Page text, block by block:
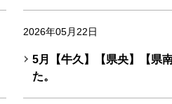
2026年05月22日
5月【牛久】【県央】【県
た。